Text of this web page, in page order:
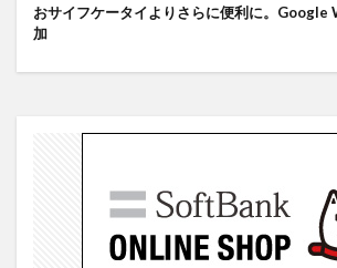
おサイフケータイよりさらに便利に。Google
加